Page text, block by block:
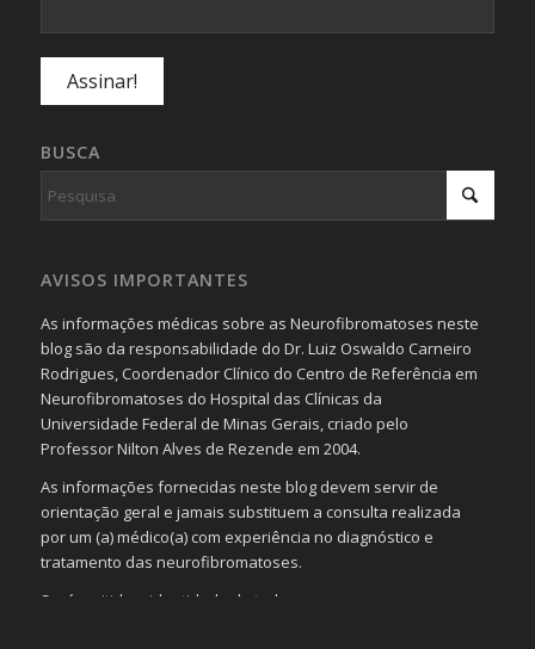
BUSCA
AVISOS IMPORTANTES
As informações médicas sobre as Neurofibromatoses neste
blog são da responsabilidade do Dr. Luiz Oswaldo Carneiro
Rodrigues, Coordenador Clínico do Centro de Referência em
Neurofibromatoses do Hospital das Clínicas da
Universidade Federal de Minas Gerais, criado pelo
Professor Nilton Alves de Rezende em 2004.
As informações fornecidas neste blog devem servir de
orientação geral e jamais substituem a consulta realizada
por um (a) médico(a) com experiência no diagnóstico e
tratamento das neurofibromatoses.
Será omitida a identidade de todas as pessoas que